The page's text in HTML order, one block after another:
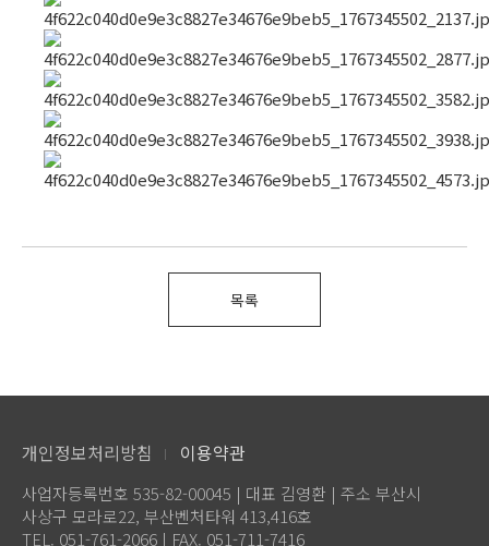
목록
개인정보처리방침 이용약관
사업자등록번호 535-82-00045 | 대표 김영환 | 주소 부산시
사상구 모라로22, 부산벤처타워 413,416호
TEL. 051-761-2066 | FAX. 051-711-7416